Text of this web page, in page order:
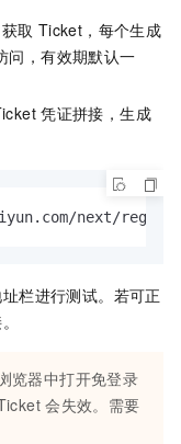
获取 Ticket，每个生成
问，有效期默认一
凭证拼接，生成
next/region/
栏进行测试。若可正
览器中打开免登录
会失效。需要